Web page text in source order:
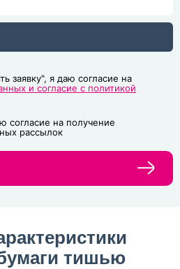
заявку", я даю согласие на
и согласие с политикой
согласие на получение
рассылок
тишью